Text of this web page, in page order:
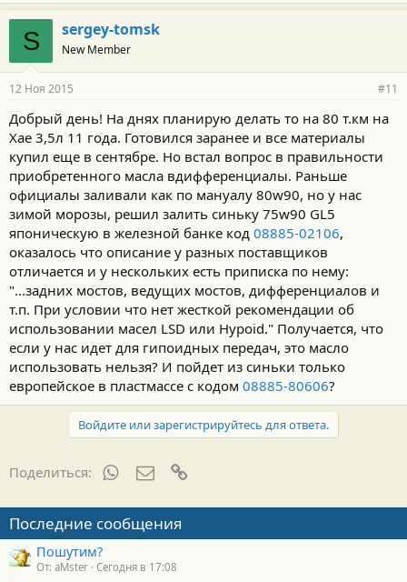
S sergey-tomsk
New Member
12 Ноя 2015 #11
Добрый день! На днях планирую делать то на 80 т.км на
Хае 3,5л 11 года. Готовился заранее и все материалы
купил еще в сентябре. Но встал вопрос в правильности
приобретенного масла вдифференциалы. Раньше
официалы заливали как по мануалу 80w90, но у нас
зимой морозы, решил залить синьку 75w90 GL5
японическую в железной банке код 08885-02106,
оказалось что описание у разных поставщиков
отличается и у нескольких есть приписка по нему:
"...задних мостов, ведущих мостов, дифференциалов и
т.п. При условии что нет жесткой рекомендации об
использовании масел LSD или Hypoid." Получается, что
если у нас идет для гипоидных передач, это масло
использовать нельзя? И пойдет из синьки только
европейское в пластмассе с кодом 08885-80606?
Войдите или зарегистрируйтесь для ответа.
Поделиться: WhatsAppЭлектронная почта
Последние сообщения
Пошутим?
От: aMster Сегодня в 17:08